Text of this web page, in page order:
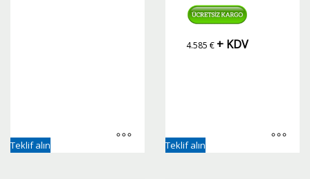
Teklif alın
4.585 € + KDV
Teklif alın